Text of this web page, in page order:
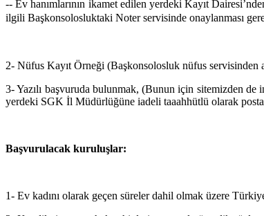
-- Ev hanımlarının ikamet edilen yerdeki Kayıt
ilgili Başkonsolosluktaki Noter servisinde onaylanması
2- Nüfus Kayıt Örneği (Başkonsolosluk nüfus servisinden
3- Yazılı başvuruda bulunmak, (Bunun için sitemizden
yerdeki SGK İl Müdürlüğüne iadeli taaahhütlü olarak
Başvurulacak kuruluşlar:
1- Ev kadını olarak geçen süreler dahil olmak üzere